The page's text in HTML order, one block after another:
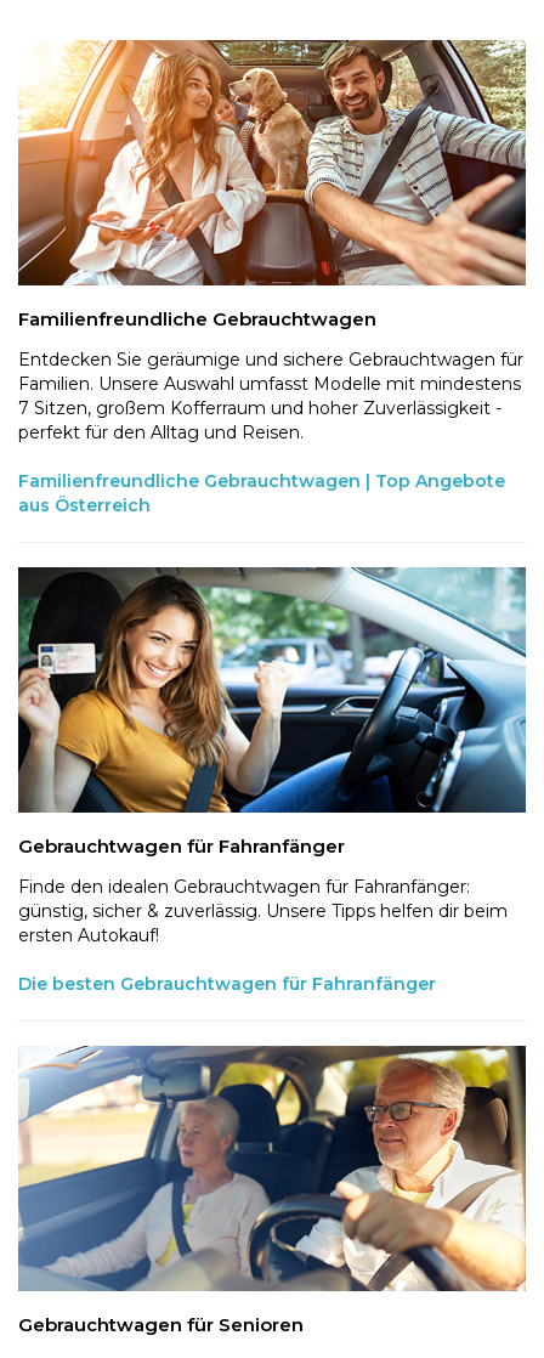
Familienfreundliche Gebrauchtwagen
Entdecken Sie geräumige und sichere Gebrauchtwagen für
Familien. Unsere Auswahl umfasst Modelle mit mindestens
7 Sitzen, großem Kofferraum und hoher Zuverlässigkeit -
perfekt für den Alltag und Reisen.
Familienfreundliche Gebrauchtwagen | Top Angebote
aus Österreich
Gebrauchtwagen für Fahranfänger
Finde den idealen Gebrauchtwagen für Fahranfänger:
günstig, sicher & zuverlässig. Unsere Tipps helfen dir beim
ersten Autokauf!
Die besten Gebrauchtwagen für Fahranfänger
Gebrauchtwagen für Senioren